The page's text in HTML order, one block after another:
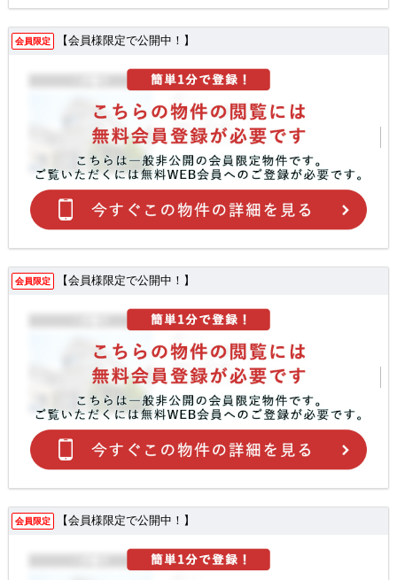
会員限定 【会員様限定で公開中！】
会員限定 【会員様限定で公開中！】
会員限定 【会員様限定で公開中！】